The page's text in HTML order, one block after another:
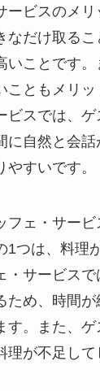
ービスのメ
なだけ取る
いことです
こともメリ
ビスでは、
に自然と会
すいです。
フェ・サー
1つは、料理
・サービス
ため、時間
す。また、
理が不足し